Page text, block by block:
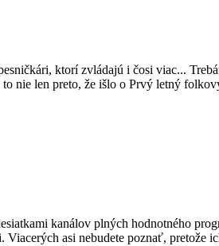
ktorí zvládajú i čosi viac...
nie len preto, že išlo o Prvý letný
kanálov plných hodnotného
asi nebudete poznať, pretože